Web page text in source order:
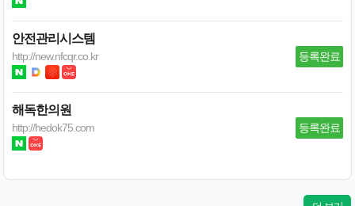
안전관리시스템
http://new.nfcqr.co.kr 등록완료
해독한의원
http://hedok75.com 등록완료